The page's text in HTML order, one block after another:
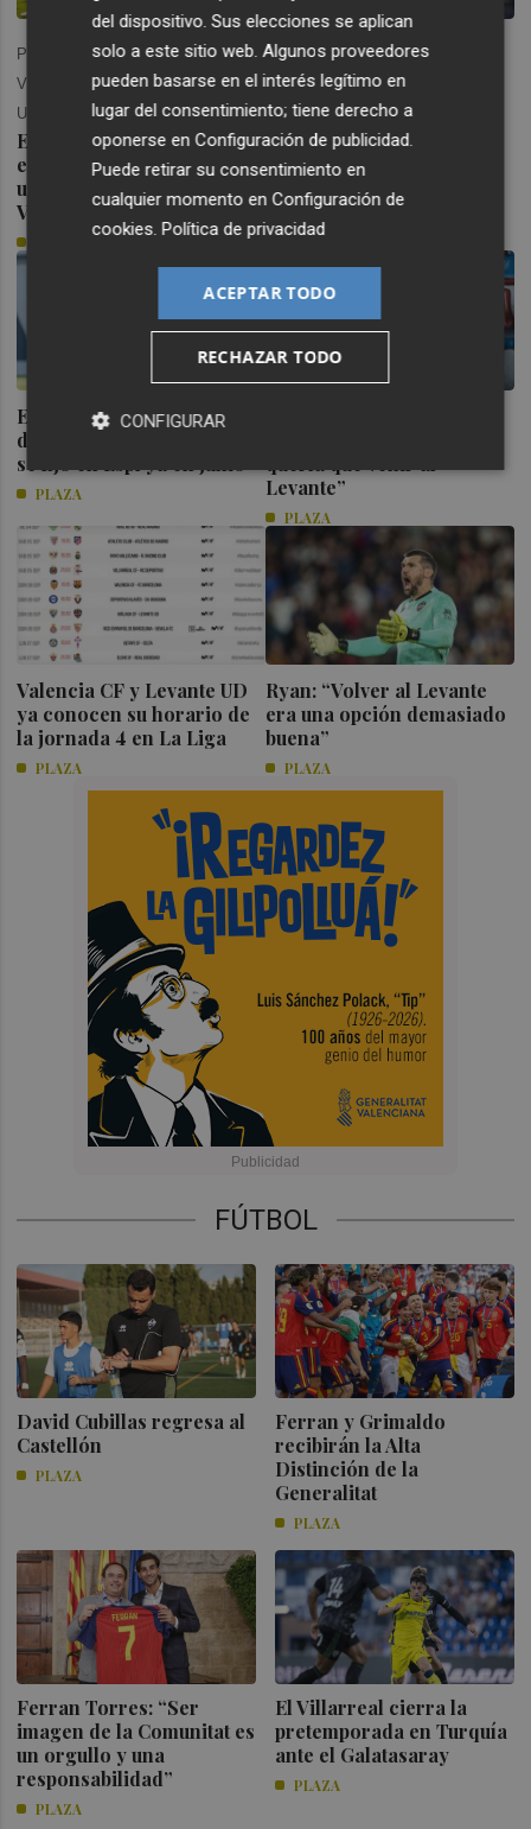
PRETEMPORADA |
VILLARREAL CF - LEVANTE
UD
El Levante sube el listón de
exigencia del verano con
un amistoso ante el
Villarreal
El centrocampista del
Levante Edgar se marcha
al filial del Atlético de
Madrid
PLAZA
El presidente del Levante
desvela que el Real Madrid
se fijó en Espí ya en junio
PLAZA
Levante”
PLAZA
Valencia CF y Levante UD
ya conocen su horario de
la jornada 4 en La Liga
PLAZA
Ryan: “Volver al Levante
era una opción demasiado
buena”
PLAZA
FÚTBOL
David Cubillas regresa al
Castellón
PLAZA
Ferran y Grimaldo
recibirán la Alta
Distinción de la
Generalitat
PLAZA
Ferran Torres: “Ser
imagen de la Comunitat es
un orgullo y una
responsabilidad”
PLAZA
El Villarreal cierra la
pretemporada en Turquía
ante el Galatasaray
PLAZA
del dispositivo. Sus elecciones se aplican
solo a este sitio web. Algunos proveedores
pueden basarse en el interés legítimo en
lugar del consentimiento; tiene derecho a
oponerse enConfiguración de publicidad.
Puede retirar su consentimiento en
cualquier momento enConfiguración de
cookies.Política de privacidad
ACEPTAR TODO
RECHAZAR TODO
CONFIGURAR